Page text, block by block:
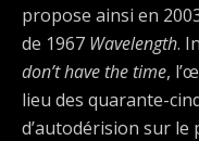
propose ainsi en
de 1967 Wavelength.
don’t have the time,
lieu des quarante-
d’autodérision sur le